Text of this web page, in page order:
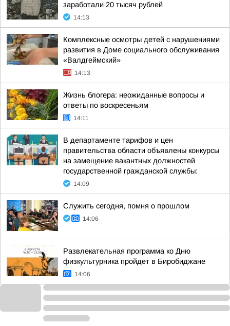
заработали 20 тысяч рублей
14:13
Комплексные осмотры детей с нарушениями
развития в Доме социального обслуживания
«Валдгеймский»
14:13
Жизнь блогера: неожиданные вопросы и
ответы по воскресеньям
14:11
В департаменте тарифов и цен
правительства области объявлены конкурсы
на замещение вакантных должностей
государственной гражданской службы:
14:09
Служить сегодня, помня о прошлом
14:06
Развлекательная программа ко Дню
физкультурника пройдет в Биробиджане
14:06